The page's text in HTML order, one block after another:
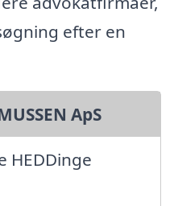
efter en
ApS
HEDDinge